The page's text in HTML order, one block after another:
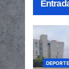
DEPORTE